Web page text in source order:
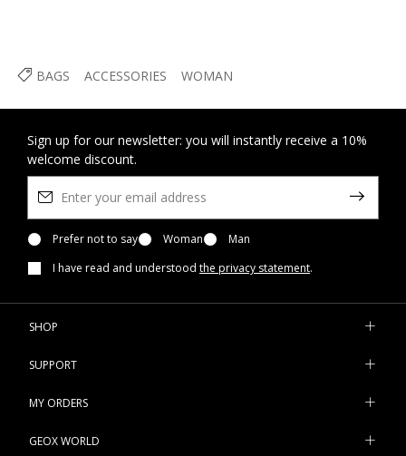
BAGS ACCESSORIES WOMAN
Sign up for our newsletter: you will instantly receive a 10%
welcome discount.
Prefer not to say Woman
Man
I have read and understood the privacy statement.
SHOP
SUPPORT
MY ORDERS
GEOX WORLD